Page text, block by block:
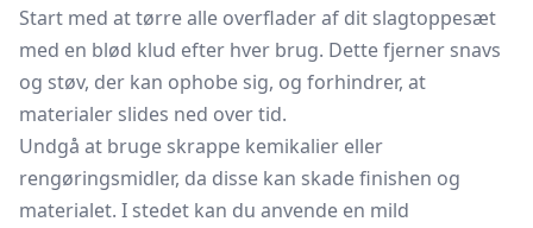
Start med at tørre alle overflader af dit slagtoppesæt
med en blød klud efter hver brug. Dette fjerner snavs
og støv, der kan ophobe sig, og forhindrer, at
materialer slides ned over tid.
Undgå at bruge skrappe kemikalier eller
rengøringsmidler, da disse kan skade finishen og
materialet. I stedet kan du anvende en mild